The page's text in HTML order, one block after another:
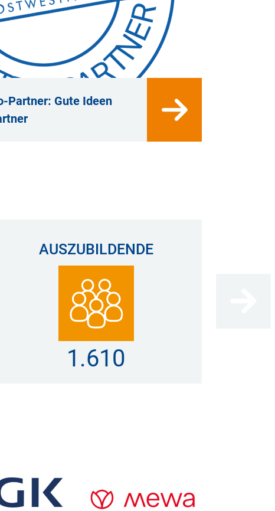
Partner: Gute Ideen
AUSZUBILDENDE
2.960